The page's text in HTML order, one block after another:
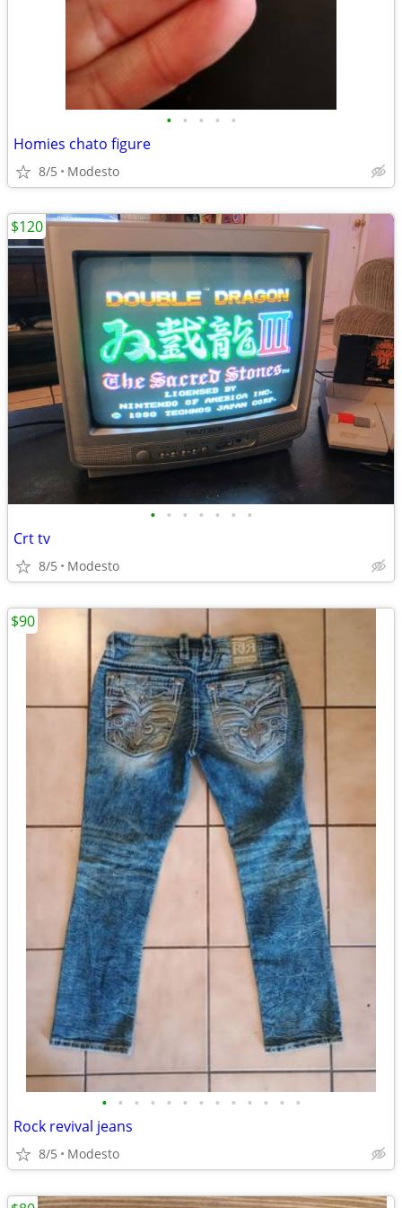
• • • • •
Homies chato figure
8/5 Modesto
• • • • • • •
Crt tv
8/5 Modesto
$120
• • • • • • • • • • • • •
Rock revival jeans
8/5 Modesto
$90